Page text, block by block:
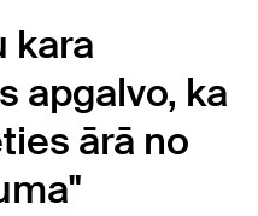
kara
apgalvo, ka
ārā no